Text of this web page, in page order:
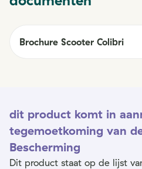
Brochure Scooter Colibri
dit product komt in
tegemoetkoming van
Bescherming
Dit product staat op de lijst